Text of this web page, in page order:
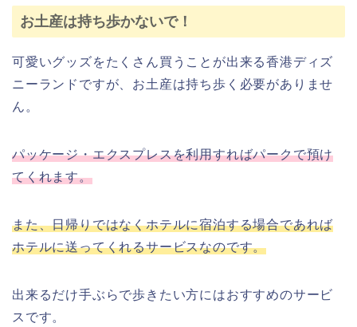
お土産は持ち歩かないで！
可愛いグッズをたくさん買うことが出来る香港ディズ
ニーランドですが、お土産は持ち歩く必要がありませ
ん。
パッケージ・エクスプレスを利用すればパークで預け
てくれます。
また、日帰りではなくホテルに宿泊する場合であれば
ホテルに送ってくれるサービスなのです。
出来るだけ手ぶらで歩きたい方にはおすすめのサービ
スです。